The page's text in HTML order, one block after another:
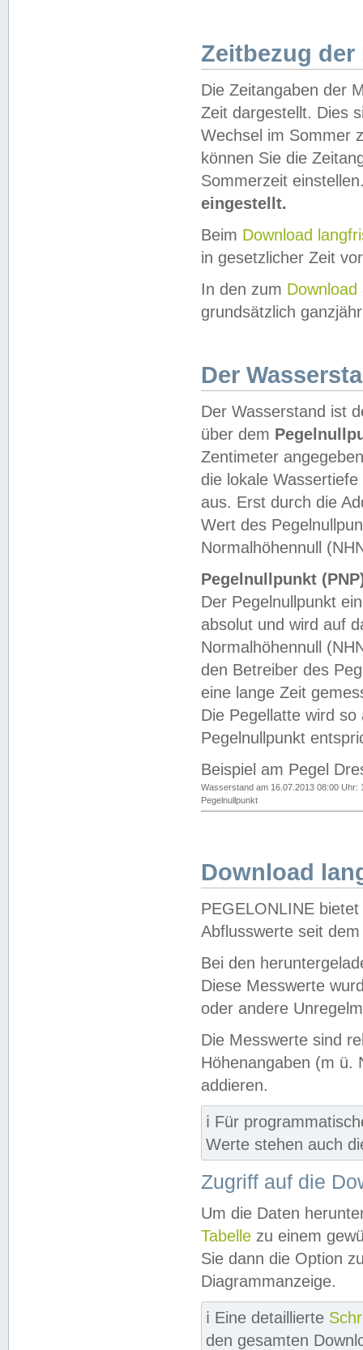
Zeitbezug der
Die Zeitangaben der
Zeit dargestellt. Dies
Wechsel im Sommer
können Sie die
Sommerzeit
eingestellt.
Beim Download
in gesetzlicher Zeit
In den zum Download
grundsätzlich
Der
Der Wasserstand ist
über dem
Zentimeter
die lokale
aus. Erst durch die
Wert des
Normalhöhennull
Pegelnullpunkt
Der Pegelnullpunkt
absolut und wird auf
Normalhöhennull
den Betreiber des
eine lange Zeit
Die Pegellatte wird
Pegelnullpunkt
Beispiel am Pegel
Wasserstand am 16.07.2013 08:00 Uhr:
Pegelnullpunkt
Download
PEGELONLINE
Abflusswerte seit
Bei den
Diese Messwerte
oder andere
Die Messwerte sind
Höhenangaben (m ü.
addieren.
ℹ️ Für
Werte stehen auch
Zugriff auf die
Um die Daten
Tabelle zu einem
Sie dann die Option
Diagrammanzeige.
ℹ️ Eine detaillierte
den gesamten